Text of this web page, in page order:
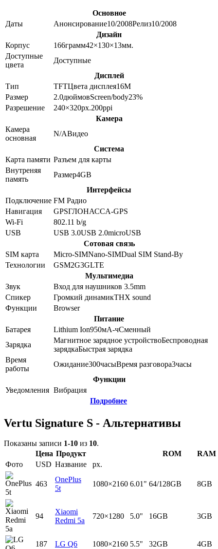
Основное
Даты
Анонсирование10/2008Релиз10/2008
Дизайн
Корпус
166грамм42×130×13мм.
Доступные
цвета
Доступные
Дисплей
Тип
TFTЦвета дисплея16M
Размер
2.0дюймовScreen/body23%
Разрешение
240×320px.200ppi
Камера
Камера
основная
N/AВидео
Система
Карта памяти Разъем для карты
Внутреняя
память
Размер4GB
Интерфейсы
Подключение FM Радио
Навигация
GPSГЛОНАССA-GPS
Wi-Fi
802.11 b/g
USB
USB 3.0USB 2.0microUSB
Сотовая связь
SIM карта
Micro-SIMNano-SIMDual SIM Stand-By
Технологии
GSM2G3GLTE
Мультимедиа
Звук
Вход для наушников 3.5mm
Спикер
Громкий динамикTHX sound
Функции
Browser
Питание
Батарея
Lithium Ion950мА-чСменный
Зарядка
Магнитное зарядное устройствоБеспроводная
зарядкаБыстрая зарядка
Время
работы
Ожидание300часыВремя разговора3часы
Функции
Уведомления Вибрация
Подробнее
Vertu Signature S - Альтернативы
Показаны записи 1-10 из 10.
Цена Продукт ROM
RAM
Фото
USD Название px.
463
OnePlus
5t
1080×2160 6.01" 64/128GB 8GB
94
Xiaomi
Redmi 5a
720×1280 5.0" 16GB 3GB
187 LG Q6 1080×2160 5.5" 32GB 4GB